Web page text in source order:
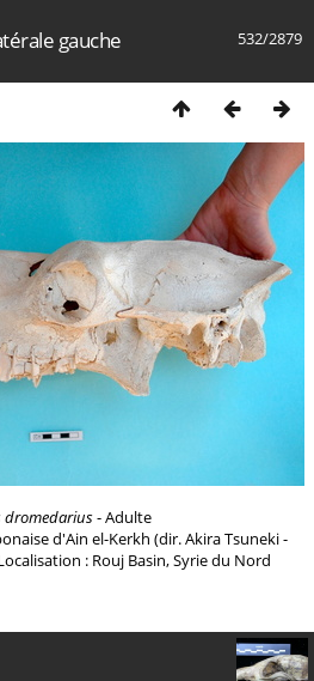
532/2879
gauche
dromedarius- Adulte
d'Ain el-Kerkh (dir. Akira Tsuneki -
: Rouj Basin, Syrie du Nord